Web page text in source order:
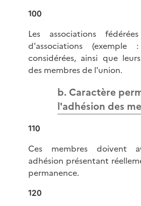
100
Les associations
d'associations
considérées, ainsi que
des membres de l'union.
b. Caractère
l'adhésion des
110
Ces membres doivent
adhésion présentant
permanence.
120